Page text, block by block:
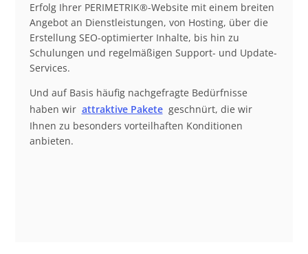
Erfolg Ihrer PERIMETRIK®-Website mit einem breiten
Angebot an Dienstleistungen, von Hosting, über die
Erstellung SEO-optimierter Inhalte, bis hin zu
Schulungen und regelmäßigen Support- und Update-
Services.
Und auf Basis häufig nachgefragte Bedürfnisse
haben wir attraktive Pakete geschnürt, die wir
Ihnen zu besonders vorteilhaften Konditionen
anbieten.